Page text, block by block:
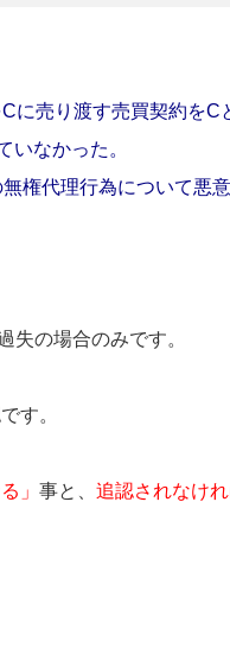
に売り渡す売買契約をC
いなかった。
権代理行為について悪
失の場合のみです。
す。
」 事と、 追認されなけ